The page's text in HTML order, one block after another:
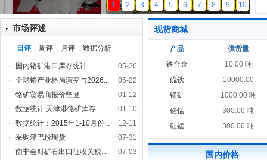
天磁锰业
1 2 3 4 5 6 7 8 9 10
市场评述
日评 周评 月评 数据分析
· 国内铬矿港口库存统计
05-26
·
全球铬产业格局演变与2026...
05-22
·
铬矿贸易商报价坚挺
01-12
·
数据统计:天津港铬矿库存...
01-10
·
数据统计：2015年1-10月份...
12-11
·
采购津巴粉现货
07-31
·
南非会对矿石出口征收关税... 07-03
现货商城
产品
供货量
铁合金
10.00 吨
硫铁
10000.00
锰矿
1000.00 吨
硅锰
300.00 吨
硅锰
300.00 吨
国内价格